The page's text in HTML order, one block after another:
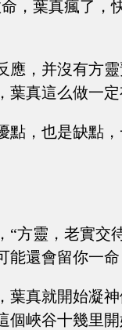
，葉真瘋了，
應，并沒有方
葉真這么做一
點，也是缺點
“方靈，老實交
能還會留你一命
葉真就開始凝
個峽谷十幾里